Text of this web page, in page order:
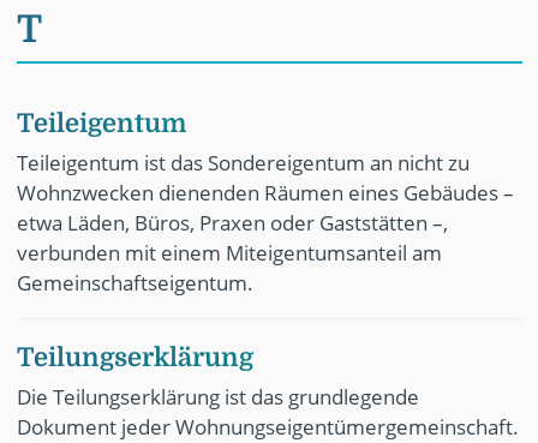
T
Teileigentum
Teileigentum ist das Sondereigentum an nicht zu
Wohnzwecken dienenden Räumen eines Gebäudes –
etwa Läden, Büros, Praxen oder Gaststätten –,
verbunden mit einem Miteigentumsanteil am
Gemeinschaftseigentum.
Teilungserklärung
Die Teilungserklärung ist das grundlegende
Dokument jeder Wohnungseigentümergemeinschaft.